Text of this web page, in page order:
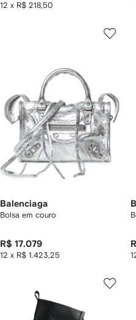
12 x R$ 218,50
Balenciaga
Bolsa em couro
R$ 17.079
12 x R$ 1.423,25